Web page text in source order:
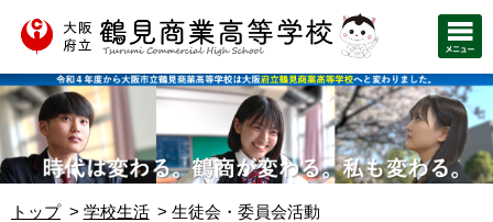
トップ 学校生活 生徒会・委員会活動